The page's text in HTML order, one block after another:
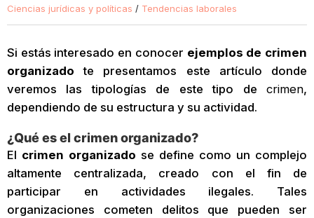
Ciencias jurídicas y políticas / Tendencias laborales
Si estás interesado en conocer ejemplos de crimen
organizado te presentamos este artículo donde
veremos las tipologías de este tipo decrimen,
dependiendo de su estructura y su actividad.
¿Qué es el crimen organizado?
El crimen organizado se define como un complejo
altamente centralizada, creado con el fin de
participar en actividades ilegales. Tales
organizaciones cometen delitos que pueden ser